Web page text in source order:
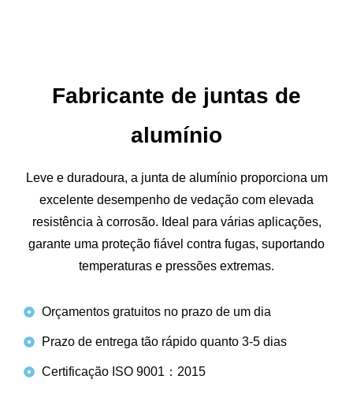
Fabricante de juntas de
alumínio
Leve e duradoura, a junta de alumínio proporciona um
excelente desempenho de vedação com elevada
resistência à corrosão. Ideal para várias aplicações,
garante uma proteção fiável contra fugas, suportando
temperaturas e pressões extremas.
Orçamentos gratuitos no prazo de um dia
Prazo de entrega tão rápido quanto 3-5 dias
Certificação ISO 9001：2015